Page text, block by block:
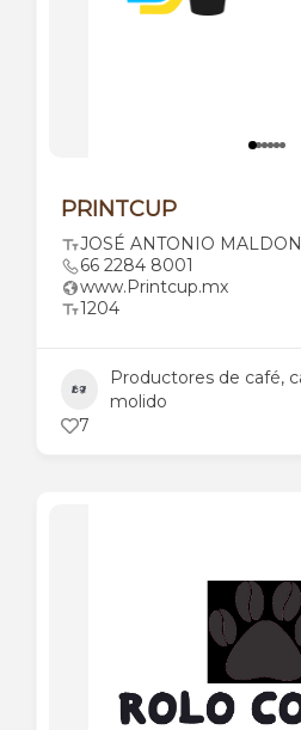
PRINTCUP
JOSÉ ANTONIO
66 2284 8001
www.Printcup.mx
1204
Productores de café,
molido
7